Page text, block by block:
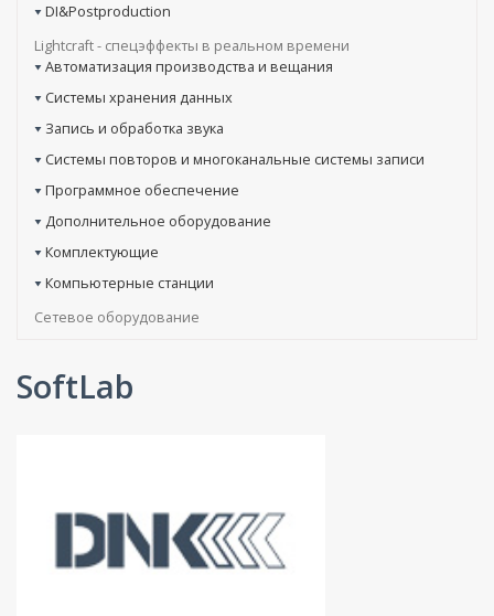
DI&Postproduction
Lightcraft - cпецэффекты в реальном времени
Автоматизация производства и вещания
Системы хранения данных
Запись и обработка звука
Системы повторов и многоканальные системы записи
Программное обеспечение
Дополнительное оборудование
Комплектующие
Компьютерные станции
Сетевое оборудование
SoftLab